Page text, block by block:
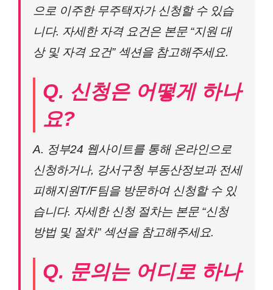
으로 이주한 무주택자가 신청할 수 있습
니다. 자세한 자격 요건은 본문 “지원 대
상 및 자격 요건” 섹션을 참고해주세요.
Q. 신청은 어떻게 하나
요?
A. 정부24 웹사이트를 통해 온라인으로
신청하거나, 강서구청 부동산정보과 전세
피해지원T/F팀을 방문하여 신청할 수 있
습니다. 자세한 신청 절차는 본문 “신청
방법 및 절차” 섹션을 참고해주세요.
Q. 문의는 어디로 하나